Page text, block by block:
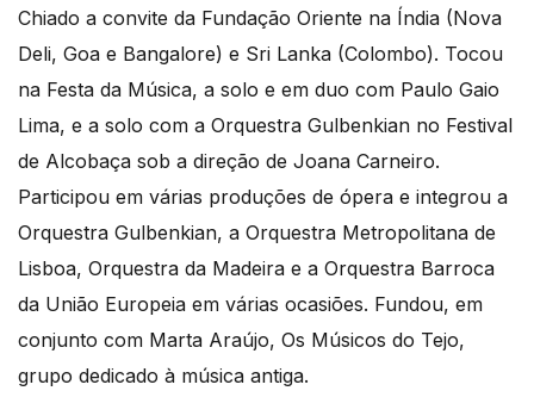
Chiado a convite da Fundação Oriente na Índia (Nova
Deli, Goa e Bangalore) e Sri Lanka (Colombo). Tocou
na Festa da Música, a solo e em duo com Paulo Gaio
Lima, e a solo com a Orquestra Gulbenkian no Festival
de Alcobaça sob a direção de Joana Carneiro.
Participou em várias produções de ópera e integrou a
Orquestra Gulbenkian, a Orquestra Metropolitana de
Lisboa, Orquestra da Madeira e a Orquestra Barroca
da União Europeia em várias ocasiões. Fundou, em
conjunto com Marta Araújo, Os Músicos do Tejo,
grupo dedicado à música antiga.